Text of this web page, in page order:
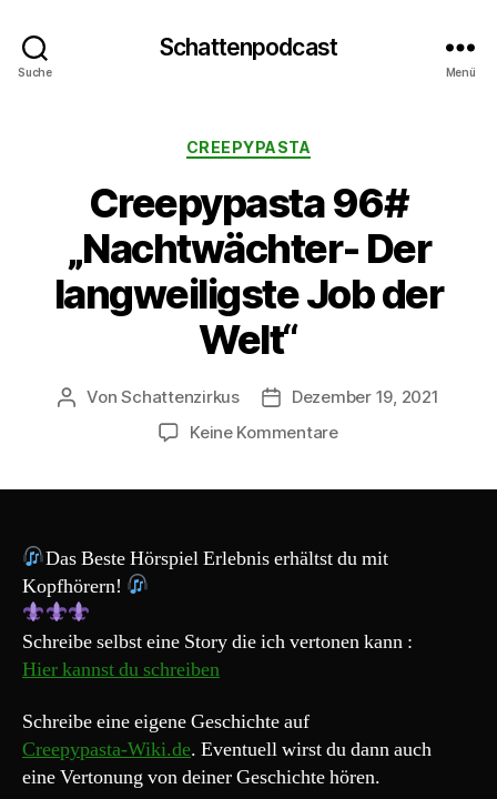
Suche
Schattenpodcast
Menü
Kategorien
CREEPYPASTA
Creepypasta 96#
„Nachtwächter- Der
langweiligste Job der
Welt“
Beitragsautor
VonSchattenzirkus Beitragsdatum
Dezember 19, 2021
Keine Kommentarezu
langweiligste
Das Beste Hörspiel Erlebnis erhältst du mit
Kopfhörern!
Schreibe selbst eine Story die ich vertonen kann :
Hier kannst du schreiben
Schreibe eine eigene Geschichte auf
Creepypasta-Wiki.de. Eventuell wirst du dann auch
eine Vertonung von deiner Geschichte hören.